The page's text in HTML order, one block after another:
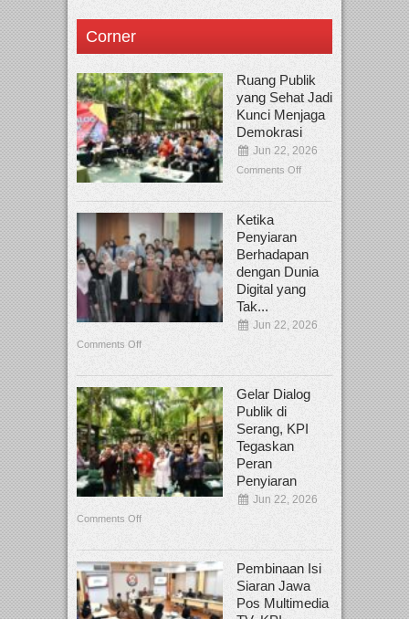
Corner
Ruang Publik
yang Sehat Jadi
Kunci Menjaga
Demokrasi
Jun 22, 2026
Comments Off
Ketika
Penyiaran
Berhadapan
dengan Dunia
Digital yang
Tak...
Jun 22, 2026
Comments Off
Gelar Dialog
Publik di
Serang, KPI
Tegaskan
Peran
Penyiaran
Jun 22, 2026
Comments Off
Pembinaan Isi
Siaran Jawa
Pos Multimedia